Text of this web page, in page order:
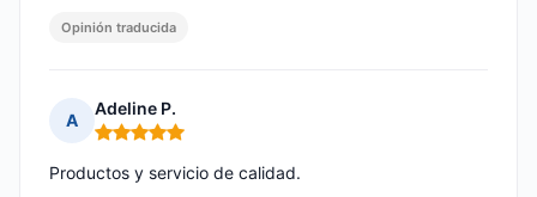
Opinión traducida
A
Adeline P.
Nota: 5 de 5
Productos y servicio de calidad.